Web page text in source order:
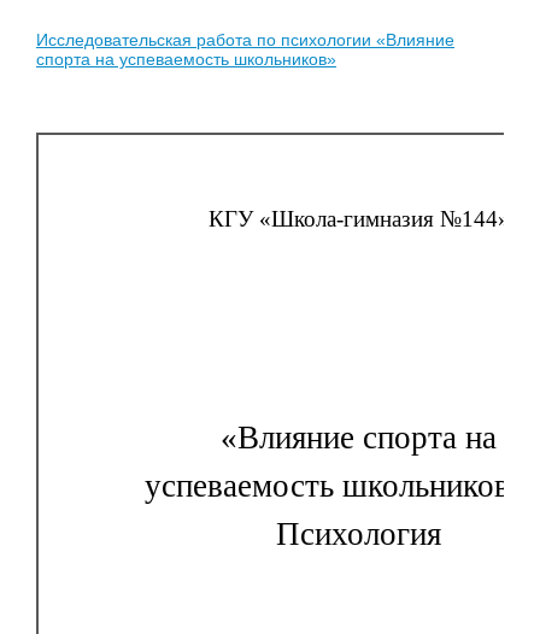
Исследовательская работа по психологии «Влияние
спорта на успеваемость школьников»